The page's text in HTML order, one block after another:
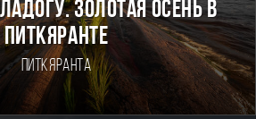
Золотая осень в
Питкяранте
Питкяранта